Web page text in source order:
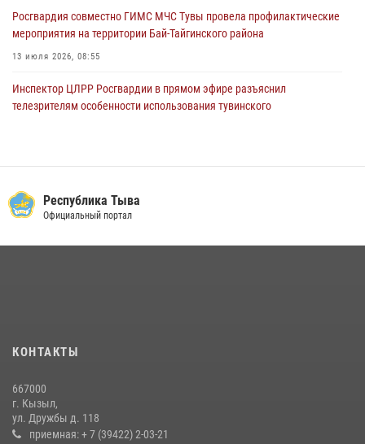
Росгвардия совместно ГИМС МЧС Тувы провела профилактические
мероприятия на территории Бай-Тайгинского района
13 июля 2026, 08:55
Инспектор ЦЛРР Росгвардии в прямом эфире разъяснил
телезрителям особенности использования тувинского
лучников в канун тувинского праздника животноводов
Наадым-2026
праздника Наадым-2026 в Туве
Кызылчанин поблагодарил сотрудников Росгвардии за
оперативное реагирование в решении конфликтной ситуации
Республика Тыва
Официальный портал
КОНТАКТЫ
667000
г. Кызыл,
ул. Дружбы д. 118
приемная: + 7 (39422) 2-03-21